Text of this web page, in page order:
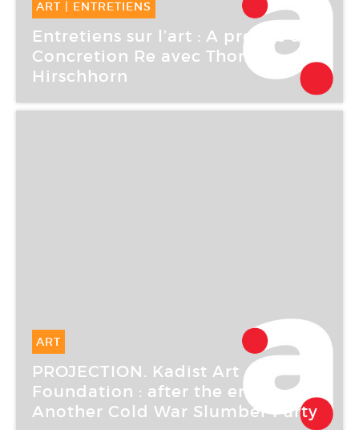
ART | ENTRETIENS
21 Mai -21 Mai 2007
Entretiens sur l’art : A propos de
Concretion Re avec Thomas
Hirschhorn
ART
01 Juin -02 Juin 2007
PROJECTION. Kadist Art
Foundation : after the ends :
Another Cold War Slumber Party